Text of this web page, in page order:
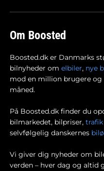
Om Boosted
Boosted.dk er Danmarks
bilnyheder om elbiler, nye
mod en million brugere
måned.
På Boosted.dk finder du
bilmarkedet, bilpriser,
selvfølgelig danskernes
Vi giver dig nyheder om
verden – hver dag og altid